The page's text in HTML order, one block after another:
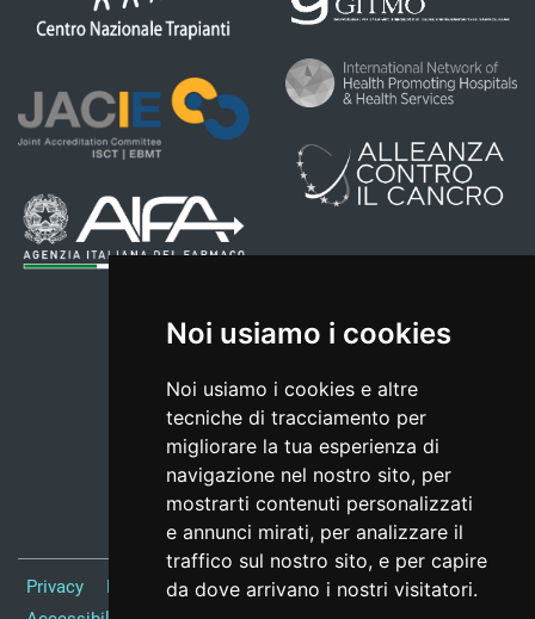
Noi usiamo i cookies
Noi usiamo i cookies e altre
tecniche di tracciamento per
migliorare la tua esperienza di
navigazione nel nostro sito, per
mostrarti contenuti personalizzati
e annunci mirati, per analizzare il
traffico sul nostro sito, e per capire
da dove arrivano i nostri visitatori.
Privacy Note Legali Responsabile del sito
Credits